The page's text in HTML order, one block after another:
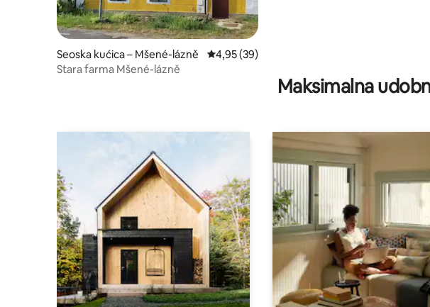
Seoska kućica – Mšené-lázně Prosječna ocjena: 4,95/5, recenzija: 39
4,95 (39)
Stara farma Mšené-lázně
Maksimalna